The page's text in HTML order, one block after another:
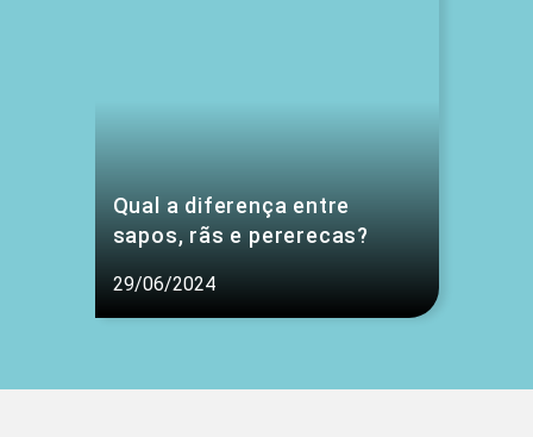
Qual a diferença entre
sapos, rãs e pererecas?
29/06/2024